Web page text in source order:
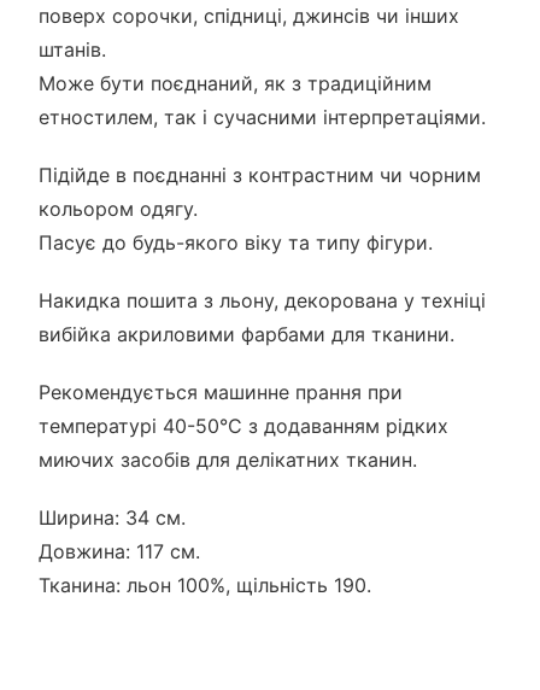
поверх сорочки, спідниці, джинсів чи інших
штанів.
Може бути поєднаний, як з традиційним
етностилем, так і сучасними інтерпретаціями.
Підійде в поєднанні з контрастним чи чорним
кольором одягу.
Пасує до будь-якого віку та типу фігури.
Накидка пошита з льону, декорована у техніці
вибійка акриловими фарбами для тканини.
Рекомендується машинне прання при
температурі 40-50°С з додаванням рідких
миючих засобів для делікатних тканин.
Ширина: 34 см.
Довжина: 117 см.
Тканина: льон 100%, щільність 190.